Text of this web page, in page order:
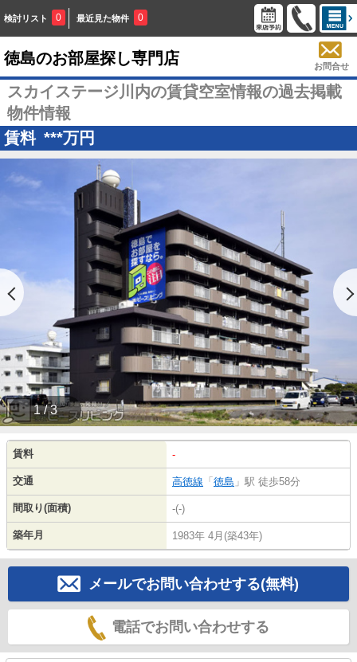
検討リスト 0 最近見た物件 0
徳島のお部屋探し専門店 お問合せ
スカイステージ川内の賃貸空室情報の過去掲載
物件情報
賃料 ***万円
1 / 3
賃料 -
交通 高徳線 「 徳島 」駅 徒歩58分
間取り(面積) -(-)
築年月 1983年 4月(築43年)
メールでお問い合わせする(無料)
電話でお問い合わせする